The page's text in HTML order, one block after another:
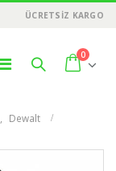
ÜCRETSİZ KARGO
0
Dewalt